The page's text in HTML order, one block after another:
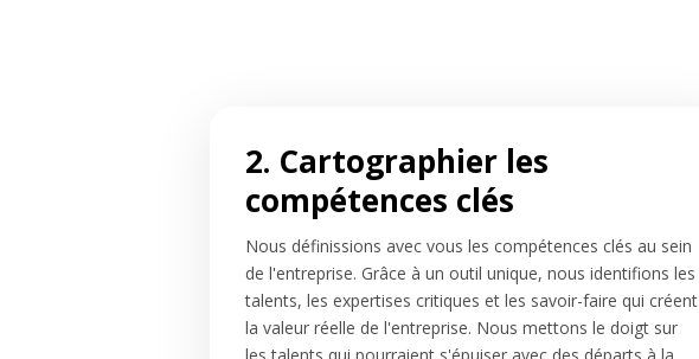
2. Cartographier les
compétences clés
Nous définissions avec vous les compétences clés au sein
de l'entreprise. Grâce à un outil unique, nous identifions les
talents, les expertises critiques et les savoir-faire qui créent
la valeur réelle de l'entreprise. Nous mettons le doigt sur